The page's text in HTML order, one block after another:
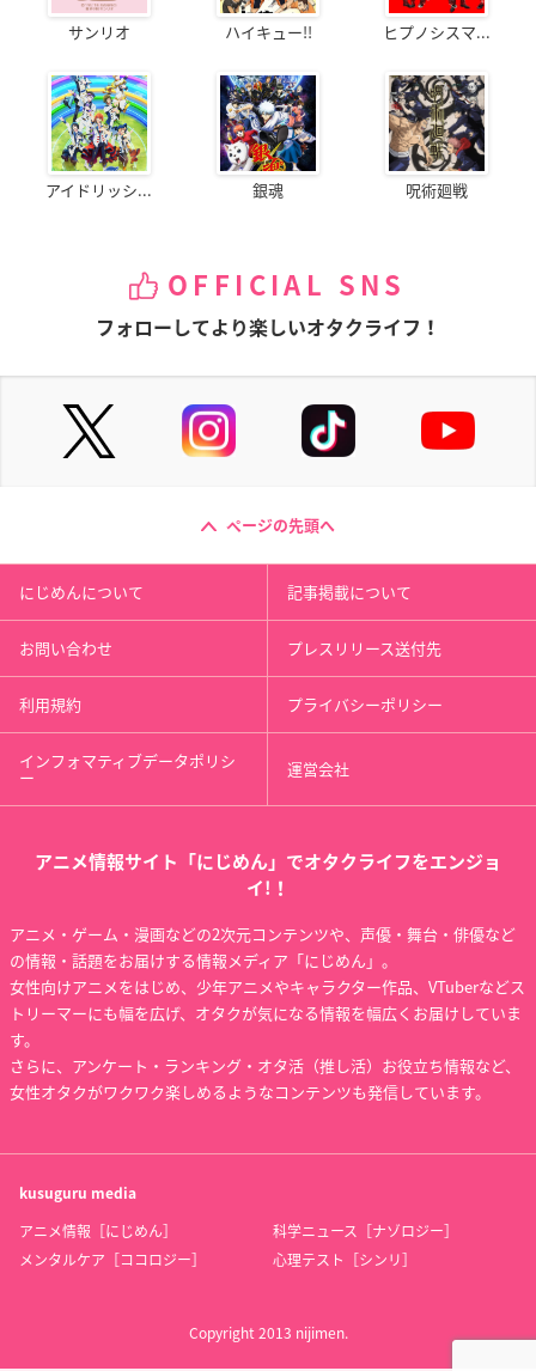
サンリオ ハイキュー!! ヒプノシスマ...
アイドリッシ... 銀魂 呪術廻戦
OFFICIAL SNS
フォローしてより楽しいオタクライフ！
ページの先頭へ
にじめんについて 記事掲載について
お問い合わせ プレスリリース送付先
利用規約 プライバシーポリシー
インフォマティブデータポリシ
ー 運営会社
アニメ情報サイト「にじめん」でオタクライフをエンジョ
イ!！
アニメ・ゲーム・漫画などの2次元コンテンツや、声優・舞台・俳優など
の情報・話題をお届けする情報メディア「にじめん」。
女性向けアニメをはじめ、少年アニメやキャラクター作品、VTuberなどス
トリーマーにも幅を広げ、オタクが気になる情報を幅広くお届けしていま
す。
さらに、アンケート・ランキング・オタ活（推し活）お役立ち情報など、
女性オタクがワクワク楽しめるようなコンテンツも発信しています。
kusuguru media
アニメ情報［にじめん］
科学ニュース［ナゾロジー］
メンタルケア［ココロジー］
心理テスト［シンリ］
Copyright 2013 nijimen.